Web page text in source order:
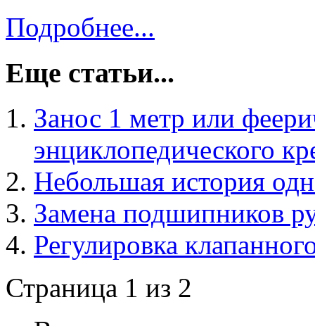
Подробнее...
Еще статьи...
Занос 1 метр или
энциклопедического
Небольшая история
Замена подшипников
Регулировка
Страница 1 из 2